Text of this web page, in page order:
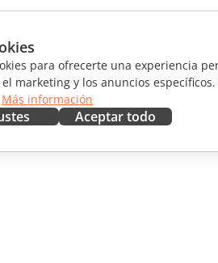
para ofrecerte una experiencia
marketing y los anuncios
Más información
Aceptar todo